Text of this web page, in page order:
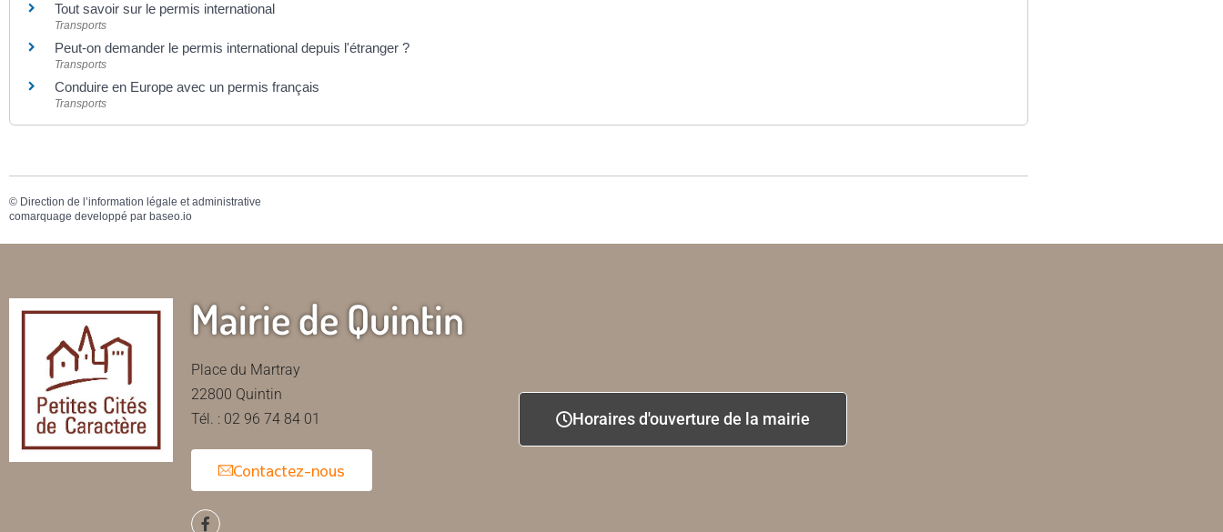
Tout savoir sur le permis international
Transports
Peut-on demander le permis international depuis l'étranger ?
Transports
Conduire en Europe avec un permis français
Transports
© Direction de l’information légale et administrative
comarquage developpé par baseo.io
Mairie de Quintin
Place du Martray
22800 Quintin
Tél. : 02 96 74 84 01
Contactez-nous
Horaires d'ouverture de la mairie